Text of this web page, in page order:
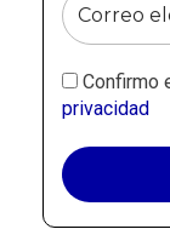
Confirmo
privacidad